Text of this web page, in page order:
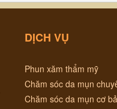
DỊCH VỤ
Phun xăm thẩm mỹ
Chăm sóc da mụn
Chăm sóc da mụn cơ